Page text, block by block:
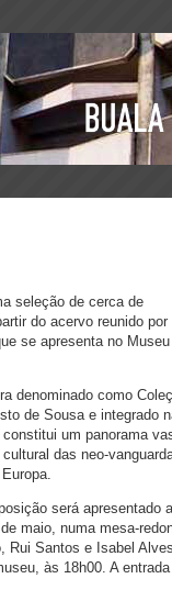
seleção de cerca de
do acervo reunido por
se apresenta no Museu
denominado como
de Sousa e integrado
um panorama
das neo-
será apresentado
maio, numa mesa-
Rui Santos e Isabel
às 18h00. A entrada